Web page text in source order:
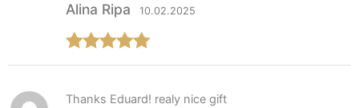
Evaluat la5
Alina Ripa 10.02.2025
Thanks Eduard! realy nice gift